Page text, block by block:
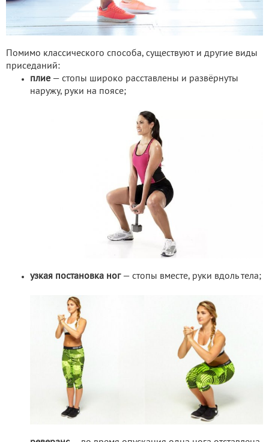
Помимо классического способа, существуют и другие виды
приседаний:
плие — стопы широко расставлены и развёрнуты
наружу, руки на поясе;
узкая постановка ног— стопы вместе, руки вдоль тела;